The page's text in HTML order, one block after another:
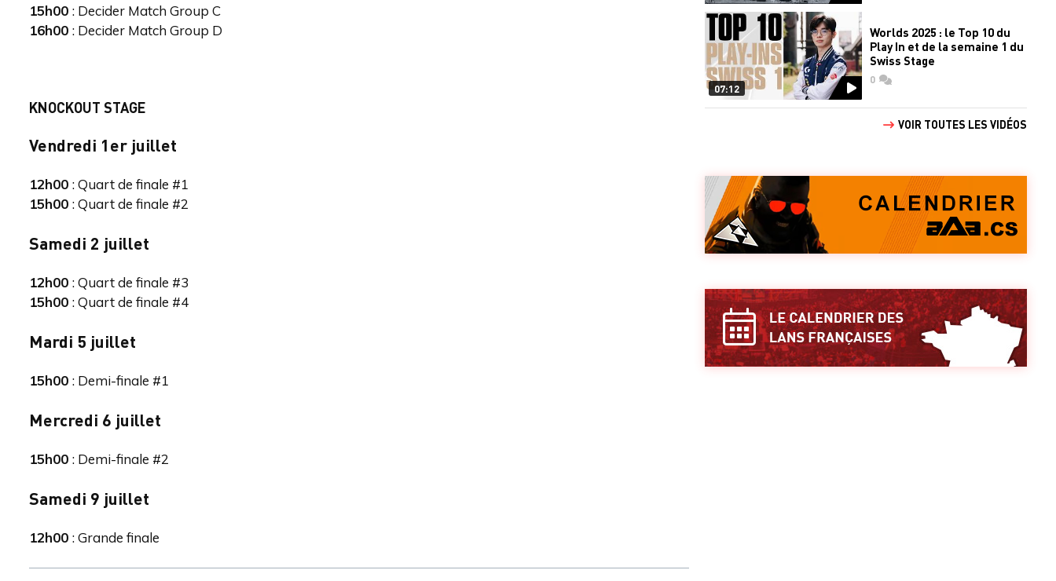
15h00 : Decider Match Group C
16h00 : Decider Match Group D
KNOCKOUT STAGE
Vendredi 1er juillet
12h00 : Quart de finale #1
15h00 : Quart de finale #2
Samedi 2 juillet
12h00 : Quart de finale #3
15h00 : Quart de finale #4
Mardi 5 juillet
15h00 : Demi-finale #1
Mercredi 6 juillet
15h00 : Demi-finale #2
Samedi 9 juillet
12h00 : Grande finale
07:12
Worlds 2025 : le Top 10 du
Play In et de la semaine 1 du
Swiss Stage
0commentaires
VOIR TOUTES LES VIDÉOS